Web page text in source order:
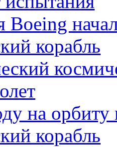
Boeing
корабль
на
корабль